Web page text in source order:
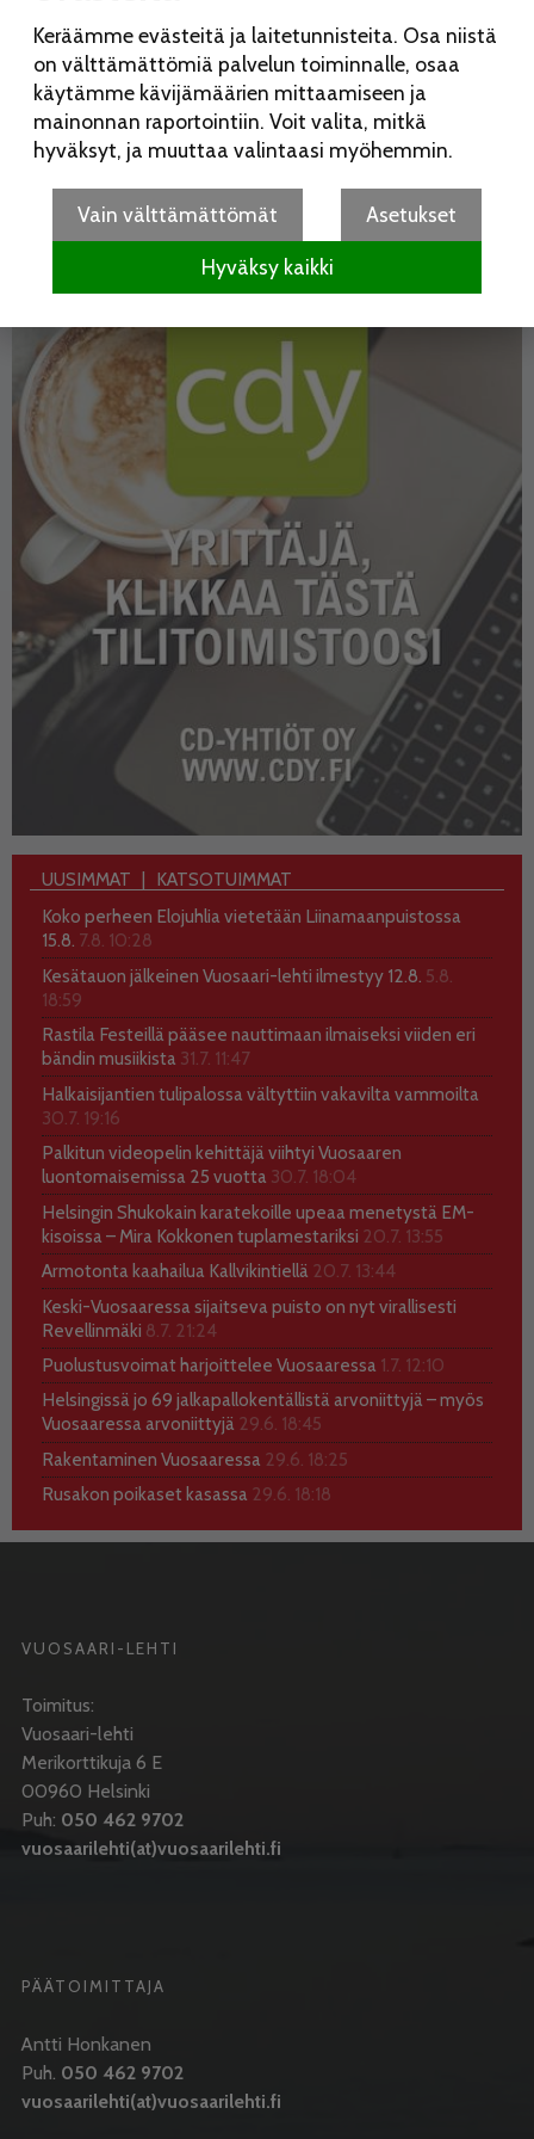
UUSIMMAT
KATSOTUIMMAT
Koko perheen Elojuhlia vietetään Liinamaanpuistossa
15.8. 7.8. 10:28
Kesätauon jälkeinen Vuosaari-lehti ilmestyy 12.8. 5.8.
18:59
Rastila Festeillä pääsee nauttimaan ilmaiseksi viiden eri
bändin musiikista 31.7. 11:47
Halkaisijantien tulipalossa vältyttiin vakavilta vammoilta
30.7. 19:16
Palkitun videopelin kehittäjä viihtyi Vuosaaren
luontomaisemissa 25 vuotta 30.7. 18:04
Helsingin Shukokain karatekoille upeaa menetystä EM-
kisoissa – Mira Kokkonen tuplamestariksi 20.7. 13:55
Armotonta kaahailua Kallvikintiellä 20.7. 13:44
Keski-Vuosaaressa sijaitseva puisto on nyt virallisesti
Revellinmäki 8.7. 21:24
Puolustusvoimat harjoittelee Vuosaaressa 1.7. 12:10
Helsingissä jo 69 jalkapallokentällistä arvoniittyjä – myös
Vuosaaressa arvoniittyjä 29.6. 18:45
Rakentaminen Vuosaaressa 29.6. 18:25
Rusakon poikaset kasassa 29.6. 18:18
VUOSAARI-LEHTI
Toimitus:
Vuosaari-lehti
Merikorttikuja 6 E
00960 Helsinki
Puh: 050 462 9702
vuosaarilehti(at)vuosaarilehti.fi
PÄÄTOIMITTAJA
Antti Honkanen
Puh. 050 462 9702
vuosaarilehti(at)vuosaarilehti.fi
Keräämme evästeitä ja laitetunnisteita. Osa niistä
on välttämättömiä palvelun toiminnalle, osaa
käytämme kävijämäärien mittaamiseen ja
mainonnan raportointiin. Voit valita, mitkä
hyväksyt, ja muuttaa valintaasi myöhemmin.
Vain välttämättömät Asetukset
Hyväksy kaikki